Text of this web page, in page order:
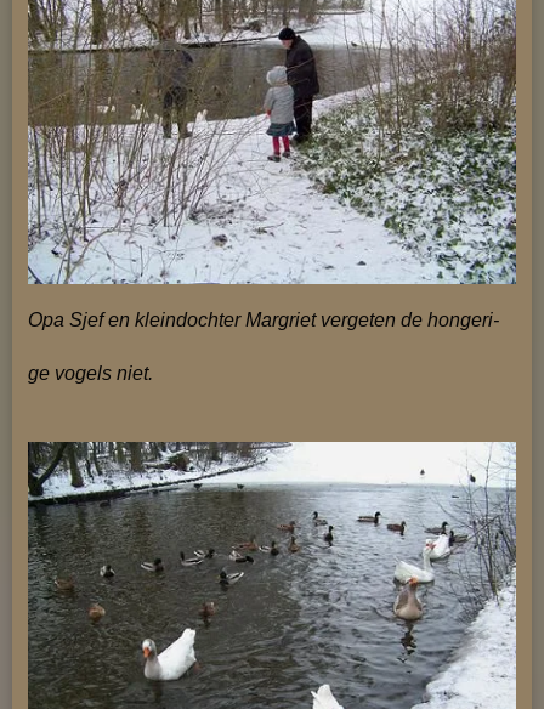
Opa Sjef en kleindochter Margriet vergeten de hongeri-
ge vogels niet.